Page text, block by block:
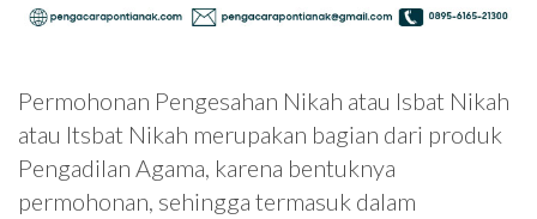
Permohonan Pengesahan Nikah atau Isbat Nikah
atau Itsbat Nikah merupakan bagian dari produk
Pengadilan Agama, karena bentuknya
permohonan, sehingga termasuk dalam